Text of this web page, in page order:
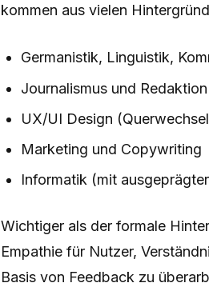
kommen aus vielen
Germanistik, Linguistik,
Journalismus und Redaktion
UX/UI Design
Marketing und Copywriting
Informatik (mit
Wichtiger als der formale
Empathie für Nutzer,
Basis von Feedback zu